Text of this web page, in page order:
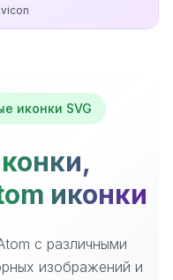
иконки SVG
иконки
с различными
изображений и